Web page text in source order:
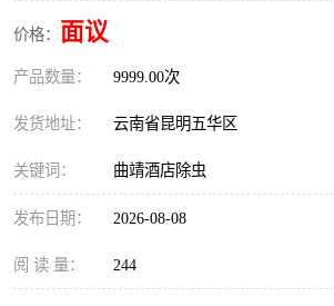
价格： 面议
产品数量： 9999.00次
发货地址： 云南省昆明五华区
关键词： 曲靖酒店除虫
发布日期： 2026-08-08
阅 读 量： 244